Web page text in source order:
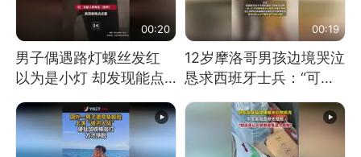
00:20
男子偶遇路灯螺丝发红
以为是小灯 却发现能点
燃香烟 当事人：已报警
处理
00:19
12岁摩洛哥男孩边境哭泣
恳求西班牙士兵：“可不
可以不要把我遣返回国”